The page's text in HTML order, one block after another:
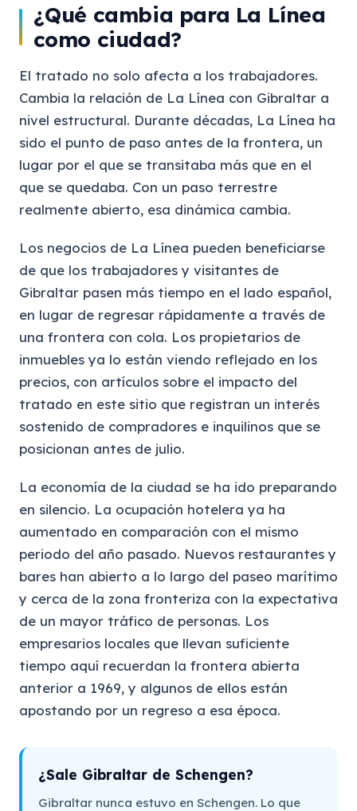
¿Qué cambia para La Línea
como ciudad?
El tratado no solo afecta a los trabajadores.
Cambia la relación de La Línea con Gibraltar a
nivel estructural. Durante décadas, La Línea ha
sido el punto de paso antes de la frontera, un
lugar por el que se transitaba más que en el
que se quedaba. Con un paso terrestre
realmente abierto, esa dinámica cambia.
Los negocios de La Línea pueden beneficiarse
de que los trabajadores y visitantes de
Gibraltar pasen más tiempo en el lado español,
en lugar de regresar rápidamente a través de
una frontera con cola. Los propietarios de
inmuebles ya lo están viendo reflejado en los
precios, con artículos sobre el impacto del
tratado en este sitio que registran un interés
sostenido de compradores e inquilinos que se
posicionan antes de julio.
La economía de la ciudad se ha ido preparando
en silencio. La ocupación hotelera ya ha
aumentado en comparación con el mismo
periodo del año pasado. Nuevos restaurantes y
bares han abierto a lo largo del paseo marítimo
y cerca de la zona fronteriza con la expectativa
de un mayor tráfico de personas. Los
empresarios locales que llevan suficiente
tiempo aquí recuerdan la frontera abierta
anterior a 1969, y algunos de ellos están
apostando por un regreso a esa época.
¿Sale Gibraltar de Schengen?
Gibraltar nunca estuvo en Schengen. Lo que